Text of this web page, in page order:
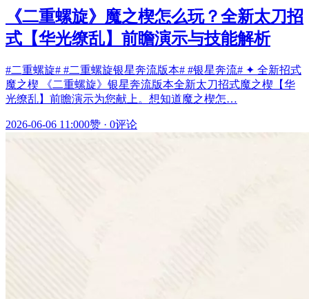
《二重螺旋》魔之楔怎么玩？全新太刀招
式【华光缭乱】前瞻演示与技能解析
#二重螺旋# #二重螺旋银星奔流版本# #银星奔流# ✦ 全新招式
魔之楔 《二重螺旋》银星奔流版本全新太刀招式魔之楔【华
光缭乱】前瞻演示为您献上。想知道魔之楔怎…
2026-06-06 11:000赞 · 0评论